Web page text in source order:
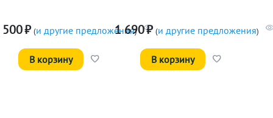
₽ (и другие предложения)
В корзину
1 690₽ (и другие предложения)
В корзину